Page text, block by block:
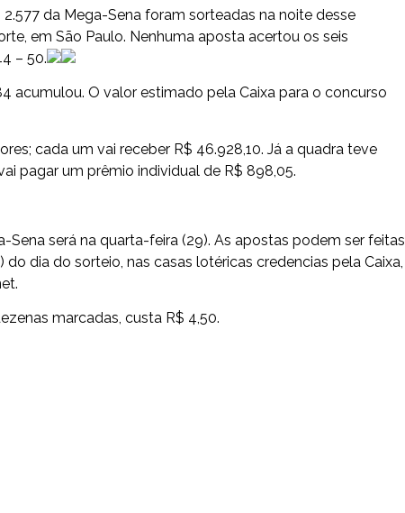
da Mega-Sena foram sorteadas na noite desse
em São Paulo. Nenhuma aposta acertou os seis
– 50.
acumulou. O valor estimado pela Caixa para o concurso
cada um vai receber R$ 46.928,10. Já a quadra teve
pagar um prêmio individual de R$ 898,05.
Sena será na quarta-feira (29). As apostas podem ser feitas
do dia do sorteio, nas casas lotéricas credencias pela Caixa,
marcadas, custa R$ 4,50.